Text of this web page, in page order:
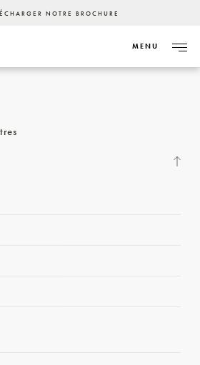
NOTRE BROCHURE
MENU